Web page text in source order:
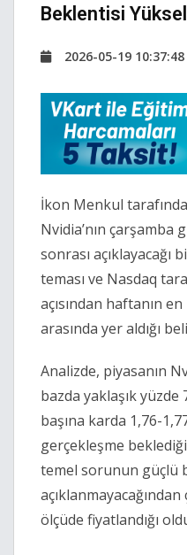
Beklentisi
2026-05-19 10:37:48
İkon Menkul
Nvidia’nın çarşamba
sonrası açıklayacağı
teması ve Nasdaq
açısından haftanın
arasında yer aldığı
Analizde, piyasanın
bazda yaklaşık yüzde
başına karda 1,76-
gerçekleşme
temel sorunun güçlü
ölçüde fiyatlandığı